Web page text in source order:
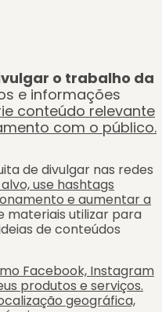
o trabalho da
e informações
conteúdo relevante
com o público.
de divulgar nas redes
use hashtags
e aumentar a
materiais utilizar para
de conteúdos
Facebook, Instagram
produtos e serviços.
geográfica,